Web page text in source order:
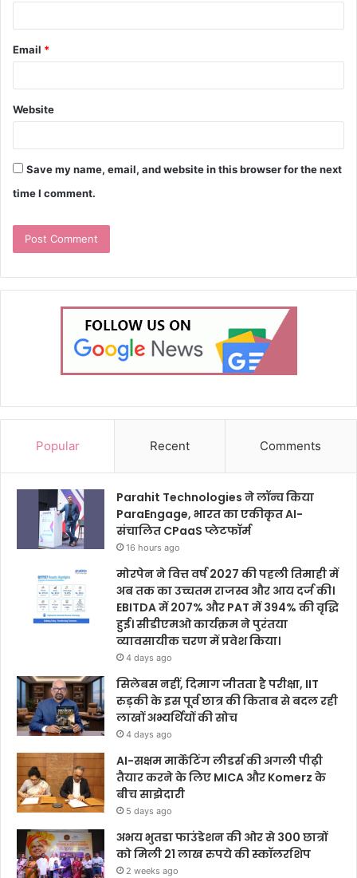
Email *
Website
Save my name, email, and website in this browser for the next
time I comment.
Popular Recent Comments
Parahit Technologies ने लॉन्च किया
ParaEngage, भारत का एकीकृत AI-
संचालित CPaaS प्लेटफॉर्म
16 hours ago
मोरपेन ने वित्त वर्ष 2027 की पहली तिमाही में
अब तक का उच्चतम राजस्व और आय दर्ज की।
EBITDA में 207% और PAT में 394% की वृद्धि
हुई। सीडीएमओ कार्यक्रम ने पुरंतया
व्यावसायीक चरण में प्रवेश किया।
4 days ago
सिलेबस नहीं, दिमाग जीतता है परीक्षा, IIT
रुड़की के इस पूर्व छात्र की किताब से बदल रही
लाखों अभ्यर्थियों की सोच
4 days ago
AI-सक्षम मार्केटिंग लीडर्स की अगली पीढ़ी
तैयार करने के लिए MICA और Komerz के
बीच साझेदारी
5 days ago
अभय भुतडा फाउंडेशन की ओर से 300 छात्रों
को मिली 21 लाख रुपये की स्कॉलरशिप
2 weeks ago